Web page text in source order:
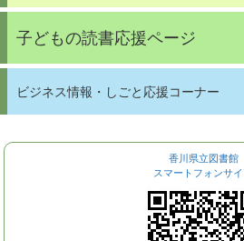
子どもの読書応援ページ
ビジネス情報・しごと応援コーナー
香川県立図書館
スマートフォンサイ